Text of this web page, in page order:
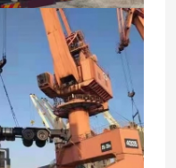
أخبار
حالات
اطلب اقتباس